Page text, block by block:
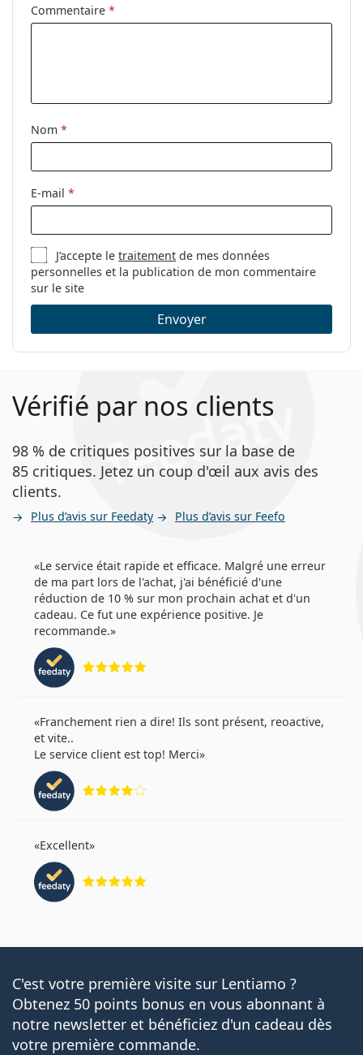
Commentaire *
Nom *
E-mail *
J’accepte letraitement de mes données
personnelles et la publication de mon commentaire
sur le site
Envoyer
Vérifié par nos clients
98 % de critiques positives sur la base de
85 critiques. Jetez un coup d'œil aux avis des
clients.
Plus d’avis sur Feedaty Plus d’avis sur Feefo
Le service était rapide et efficace. Malgré une erreur
de ma part lors de l'achat, j'ai bénéficié d'une
réduction de 10 % sur mon prochain achat et d'un
cadeau. Ce fut une expérience positive. Je
recommande.
Franchement rien a dire! Ils sont présent, reoactive,
et vite..
Le service client est top! Merci
Excellent
C'est votre première visite sur Lentiamo ?
Obtenez 50 points bonus en vous abonnant à
notre newsletter et bénéficiez d'un cadeau dès
votre première commande.